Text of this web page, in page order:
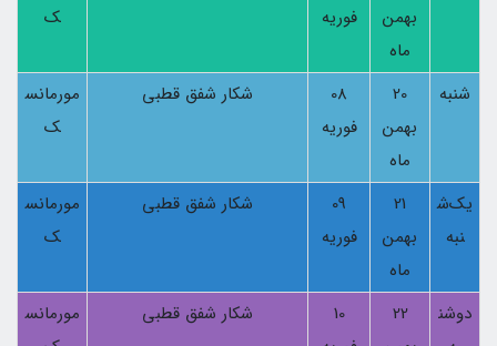
بهمن
ماه
فوریه
ک
شنبه
20
بهمن
ماه
08
فوریه
شکار شفق قطبی
مورمانس
ک
یک‌ش
نبه
21
بهمن
ماه
09
فوریه
شکار شفق قطبی
مورمانس
ک
دوشن
22
10
شکار شفق قطبی
مورمانس